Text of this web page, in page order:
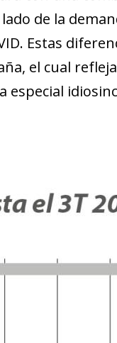
de la
Estas
el cual
especial